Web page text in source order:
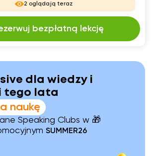
2 oglądają teraz
bezpłatną lekcję
dla wiedzy i
tego lata
naukę
Speaking Clubs w 🎁
SUMMER26